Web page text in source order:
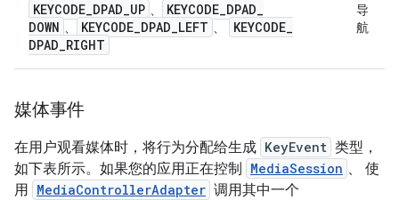
KEYCODE_DPAD_UP 、 KEYCODE_DPAD_
DOWN 、 KEYCODE_DPAD_LEFT 、 KEYCODE_
DPAD_RIGHT
导
航
媒体事件
在用户观看媒体时，将行为分配给生成 KeyEvent 类型，
如下表所示。如果您的应用正在控制
MediaSession 、 使
用 MediaControllerAdapter 调用其中一个